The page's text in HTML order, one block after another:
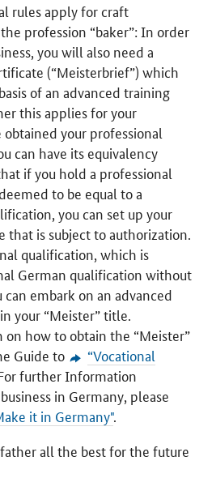
rules apply for craft
profession “baker”: In order
you will also need a
(“Meisterbrief”) which
of an advanced training
this applies for your
your professional
can have its equivalency
if you hold a professional
to be equal to a
you can set up your
that is subject to authorization.
qualification, which is
German qualification without
embark on an advanced
your “Meister” title.
how to obtain the “Meister”
Guide to
“Vocational
further Information
in Germany, please
it in Germany".
all the best for the future